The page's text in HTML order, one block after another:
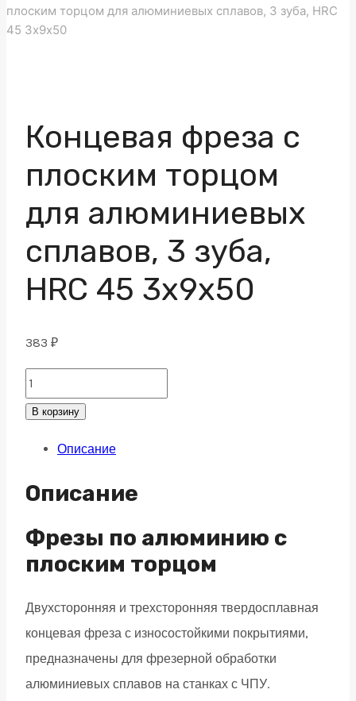
плоским торцом для алюминиевых сплавов, 3 зуба, HRC
45 3х9х50
Концевая фреза с
плоским торцом
для алюминиевых
сплавов, 3 зуба,
HRC 45 3х9х50
383 ₽
Концевая
фреза
плоским
алюминиевых
сплавов,
зуба,
HRC
45
3х9х50
В корзину
Описание
Описание
Фрезы по алюминию с
плоским торцом
Двухсторонняя и трехсторонняя твердосплавная
концевая фреза с износостойкими покрытиями,
предназначены для фрезерной обработки
алюминиевых сплавов на станках с ЧПУ.